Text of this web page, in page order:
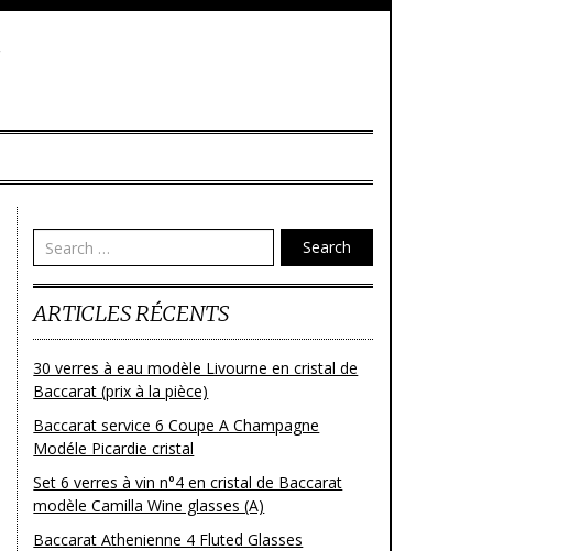
Search
ARTICLES RÉCENTS
30 verres à eau modèle Livourne en cristal de
Baccarat (prix à la pièce)
Baccarat service 6 Coupe A Champagne
Modéle Picardie cristal
Set 6 verres à vin n°4 en cristal de Baccarat
modèle Camilla Wine glasses (A)
Baccarat Athenienne 4 Fluted Glasses